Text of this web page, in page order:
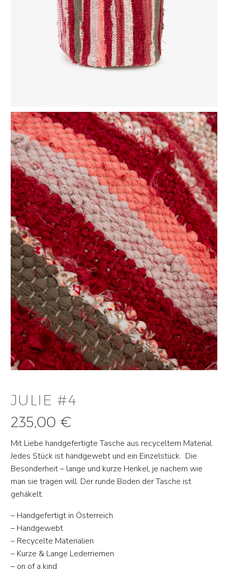
JULIE #4
235,00 €
Mit Liebe handgefertigte Tasche aus recyceltem Material.
Jedes Stück ist handgewebt und ein Einzelstück. Die
Besonderheit – lange und kurze Henkel, je nachem wie
man sie tragen will. Der runde Boden der Tasche ist
gehäkelt.
– Handgefertigt in Österreich
– Handgewebt
– Recycelte Materialien
– Kurze & Lange Lederriemen
– on of a kind